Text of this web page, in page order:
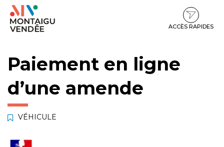
Gestion des traceurs
Aller
Aller
contenu
Aller
pied
ACCÈS RAPIDES
Paiement en ligne
d’une amende
VÉHICULE